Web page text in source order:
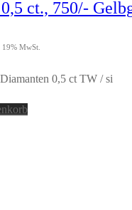
ct., 750/-
MwSt.
0,5 ct TW / si